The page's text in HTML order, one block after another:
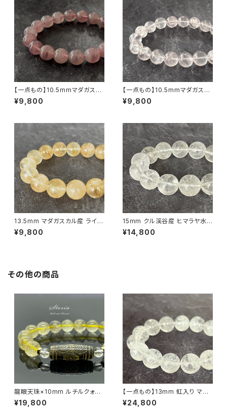
【一点もの】10.5mmマダガスカ
ル産 ディープ・ローズクォーツ
ブレスレット【鑑別済み】
¥9,800
【一点もの】10.5mmマダガスカ
ル産 虹入り アイリスローズクォ
ーツ ブレスレット 【鑑別済み】
¥9,800
13.5mm マダガスカル産 ライモ
ナイトインクォーツ ブレスレット
【画像現物】
¥9,800
15mm クル渓谷産 ヒマラヤ水
晶 ブレスレット 微細な虹・ライ
モナイト入り【画像現物】
¥14,800
その他の商品
龍眼天珠×10mm ルチルクォー
ツ（金針水晶）×ヒマラヤ水晶 ブ
レスレット
¥19,800
【一点もの】13mm 虹入り マニ
カラン産 ヒマラヤ水晶 ブレスレ
ット【鑑別済み・M0714】
¥24,800